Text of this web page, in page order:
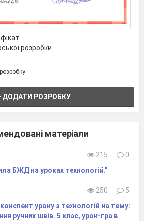
розробки
ДОДАТИ РОЗРОБКУ
матеріали
215
0
БЖД на уроках технологій."
250
5
уроку з технологій на тему:
ручних швів. 5 клас, урок-гра в